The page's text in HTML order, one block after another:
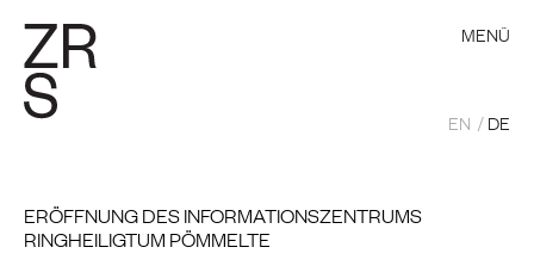
MENÜ
EN DE
ERÖFFNUNG DES INFORMATIONSZENTRUMS
RINGHEILIGTUM PÖMMELTE